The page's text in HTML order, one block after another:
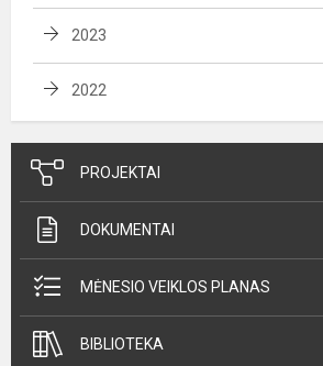
2023
2022
PROJEKTAI
DOKUMENTAI
MĖNESIO VEIKLOS PLANAS
BIBLIOTEKA